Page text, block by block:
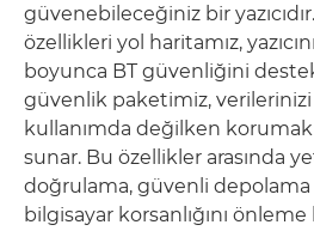
güvenebileceğiniz bir
özellikleri yol haritamız,
boyunca BT güvenliğini
güvenlik paketimiz, verilerinizi
kullanımda değilken
sunar. Bu özellikler arasında
doğrulama, güvenli
bilgisayar korsanlığını